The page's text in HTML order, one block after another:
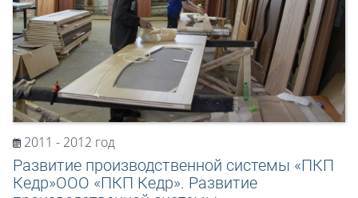
2011 - 2012 год
Развитие производственной системы «ПКП
Кедр»ООО «ПКП Кедр». Развитие